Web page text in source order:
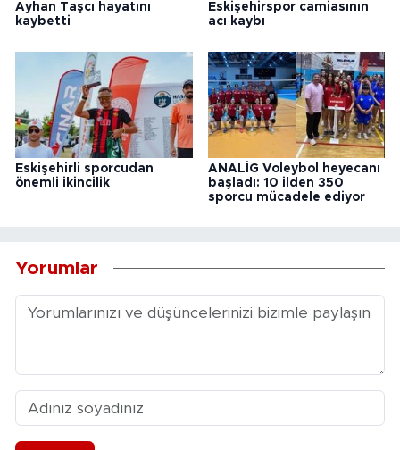
Ayhan Taşcı hayatını
kaybetti
Eskişehirspor camiasının
acı kaybı
Eskişehirli sporcudan
önemli ikincilik
ANALİG Voleybol heyecanı
başladı: 10 ilden 350
sporcu mücadele ediyor
Yorumlar